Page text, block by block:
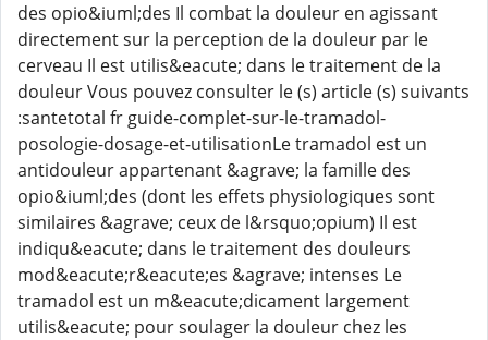
des opio&iuml;des Il combat la douleur en agissant
directement sur la perception de la douleur par le
cerveau Il est utilis&eacute; dans le traitement de la
douleur Vous pouvez consulter le (s) article (s) suivants
:santetotal fr guide-complet-sur-le-tramadol-
posologie-dosage-et-utilisationLe tramadol est un
antidouleur appartenant &agrave; la famille des
opio&iuml;des (dont les effets physiologiques sont
similaires &agrave; ceux de l&rsquo;opium) Il est
indiqu&eacute; dans le traitement des douleurs
mod&eacute;r&eacute;es &agrave; intenses Le
tramadol est un m&eacute;dicament largement
utilis&eacute; pour soulager la douleur chez les